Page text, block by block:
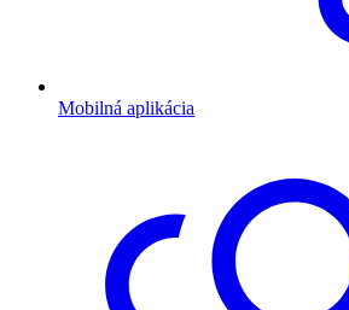
Mobilná aplikácia